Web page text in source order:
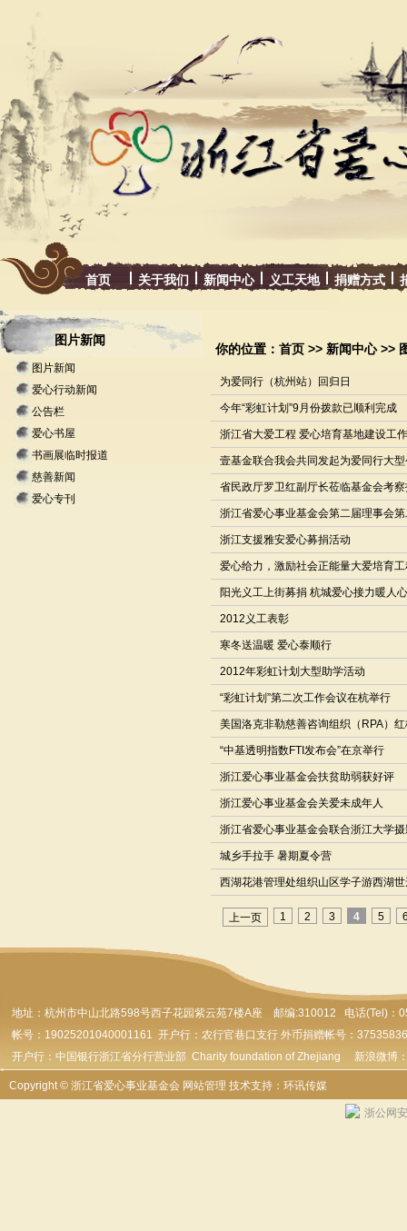
首页 关于我们 新闻中心 义工天地 捐赠方式
图片新闻
图片新闻
爱心行动新闻
公告栏
爱心书屋
书画展临时报道
慈善新闻
爱心专刊
你的位置： 首页 >> 新闻中心>>
为爱同行（杭州站）回归日
今年“彩虹计划”9月份拨款已顺利完成
浙江省大爱工程 爱心培育基地建设工
壹基金联合我会共同发起为爱同行大
省民政厅罗卫红副厅长莅临基金会考
浙江省爱心事业基金会第二届理事会
浙江支援雅安爱心募捐活动
爱心给力，激励社会正能量大爱培育
阳光义工上街募捐 杭城爱心接力暖人心
2012义工表彰
寒冬送温暖 爱心泰顺行
2012年彩虹计划大型助学活动
“彩虹计划”第二次工作会议在杭举行
美国洛克非勒慈善咨询组织（RPA）
“中基透明指数FTI发布会”在京举行
浙江爱心事业基金会扶贫助弱获好评
浙江爱心事业基金会关爱未成年人
浙江省爱心事业基金会联合浙江大学
城乡手拉手 暑期夏令营
西湖花港管理处组织山区学子游西湖
上一页 1 2 3 4 5
地址：杭州市中山北路598号西子花园紫云苑7楼A座 邮编:310012 电话(Tel)
帐号：19025201040001161 开户行：农行官巷口支行 外币捐赠帐号：
开户行：中国银行浙江省分行营业部 Charity foundation of Zhejiang 新浪微博
Copyright © 浙江省爱心事业基金会 网站管理 技术支持：环讯传媒
浙公网